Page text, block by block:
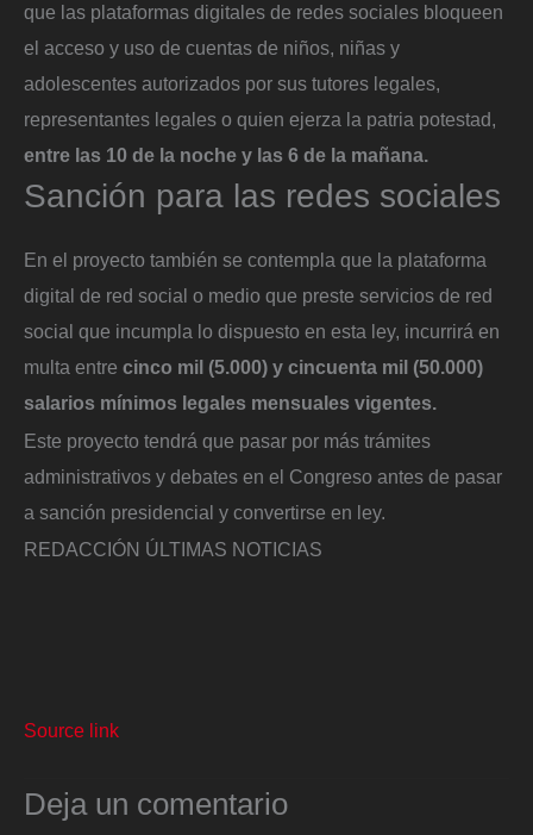
que las plataformas digitales de redes sociales bloqueen
el acceso y uso de cuentas de niños, niñas y
adolescentes autorizados por sus tutores legales,
representantes legales o quien ejerza la patria potestad,
entre las 10 de la noche y las 6 de la mañana.
Sanción para las redes sociales
En el proyecto también se contempla que la plataforma
digital de red social o medio que preste servicios de red
social que incumpla lo dispuesto en esta ley, incurrirá en
multa entre cinco mil (5.000) y cincuenta mil (50.000)
salarios mínimos legales mensuales vigentes.
Este proyecto tendrá que pasar por más trámites
administrativos y debates en el Congreso antes de pasar
a sanción presidencial y convertirse en ley.
REDACCIÓN ÚLTIMAS NOTICIAS
Source link
Deja un comentario